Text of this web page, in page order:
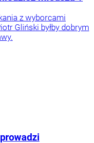
z wyborcami
Gliński byłby dobrym